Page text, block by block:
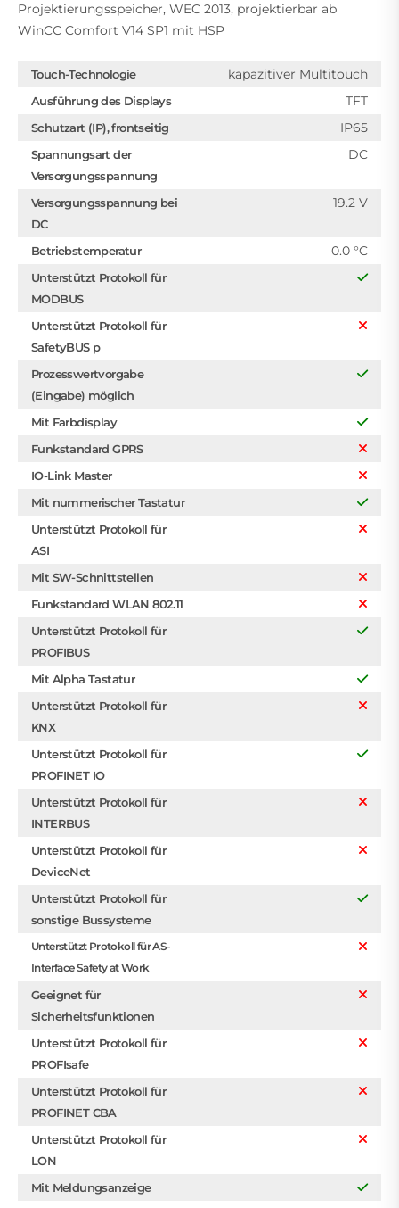
Projektierungsspeicher, WEC 2013, projektierbar ab
WinCC Comfort V14 SP1 mit HSP
Touch-Technologie kapazitiver Multitouch
Ausführung des Displays TFT
Schutzart (IP), frontseitig IP65
Spannungsart der
Versorgungsspannung
DC
Versorgungsspannung bei
DC
19.2 V
Betriebstemperatur 0.0 °C
Unterstützt Protokoll für
MODBUS
Unterstützt Protokoll für
SafetyBUS p
Prozesswertvorgabe
(Eingabe) möglich
Mit Farbdisplay
Funkstandard GPRS
IO-Link Master
Mit nummerischer Tastatur
Unterstützt Protokoll für
ASI
Mit SW-Schnittstellen
Funkstandard WLAN 802.11
Unterstützt Protokoll für
PROFIBUS
Mit Alpha Tastatur
Unterstützt Protokoll für
KNX
Unterstützt Protokoll für
PROFINET IO
Unterstützt Protokoll für
INTERBUS
Unterstützt Protokoll für
DeviceNet
Unterstützt Protokoll für
sonstige Bussysteme
Unterstützt Protokoll für AS-
Interface Safety at Work
Geeignet für
Sicherheitsfunktionen
Unterstützt Protokoll für
PROFIsafe
Unterstützt Protokoll für
PROFINET CBA
Unterstützt Protokoll für
LON
Mit Meldungsanzeige